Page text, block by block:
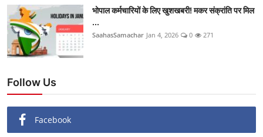
भोपाल कर्मचारियों के लिए खुशखबरी! मकर संक्रांति पर मिल
...
SaahasSamachar Jan 4, 2026 0 271
Follow Us
Facebook